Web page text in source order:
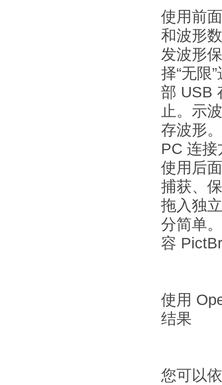
使用前
和波形
发波形
择“无限
部 USB
止。示
存波形。
PC 连接
使用后
捕获、
拖入独
分简单
容
使用
结果
您可以